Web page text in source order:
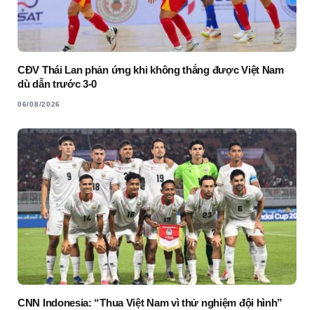
CĐV Thái Lan phản ứng khi không thắng được Việt Nam
dù dẫn trước 3-0
06/08/2026
CNN Indonesia: “Thua Việt Nam vì thử nghiệm đội hình”